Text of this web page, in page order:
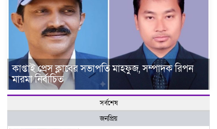
কাপ্তাই প্রেস ক্লাবের সভাপতি মাহফুজ, সম্পাদক রিপন
মারমা নির্বাচিত
সর্বশেষ
জনপ্রিয়